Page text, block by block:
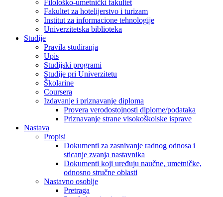
Filološko-umetnički fakultet
Fakultet za hotelijerstvo i turizam
Institut za informacione tehnologije
Univerzitetska biblioteka
Studije
Pravila studiranja
Upis
Studijski programi
Studije pri Univerzitetu
Školarine
Coursera
Izdavanje i priznavanje diploma
Provera verodostojnosti diplome/podataka
Priznavanje strane visokoškolske isprave
Nastava
Propisi
Dokumenti za zasnivanje radnog odnosa i
sticanje zvanja nastavnika
Dokumenti koji uređuju naučne, umetničke,
odnosno stručne oblasti
Nastavno osoblje
Pretraga